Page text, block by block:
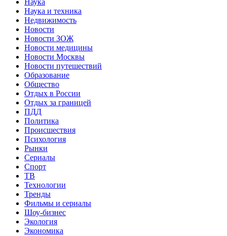
Наука
Наука и техника
Недвижимость
Новости
Новости ЗОЖ
Новости медицины
Новости Москвы
Новости путешествий
Образование
Общество
Отдых в России
Отдых за границей
ПДД
Политика
Происшествия
Психология
Рынки
Сериалы
Спорт
ТВ
Технологии
Тренды
Фильмы и сериалы
Шоу-бизнес
Экология
Экономика